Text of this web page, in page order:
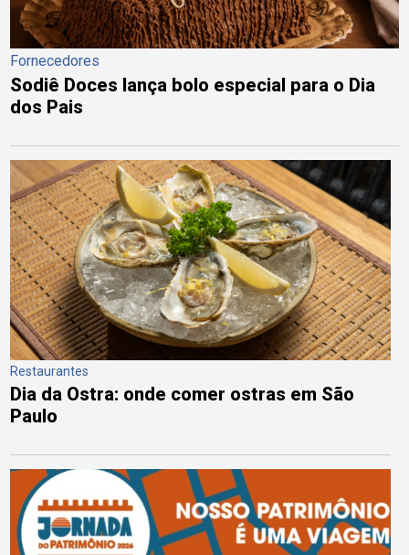
Fornecedores
Sodiê Doces lança bolo especial para o Dia
dos Pais
Restaurantes
Dia da Ostra: onde comer ostras em São
Paulo